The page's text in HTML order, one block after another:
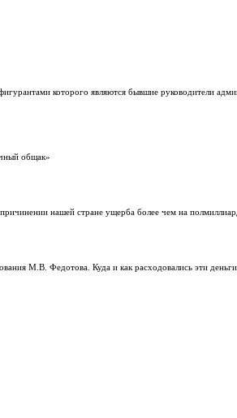
которого являются бывшие руководители
общак»
нашей стране ущерба более чем на
М.В. Федотова. Куда и как расходовались эти